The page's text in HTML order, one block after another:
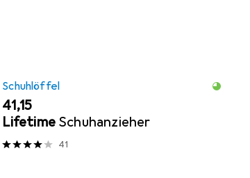
Schuhlöffel
EUR
41,15
Lifetime Schuhanzieher
41